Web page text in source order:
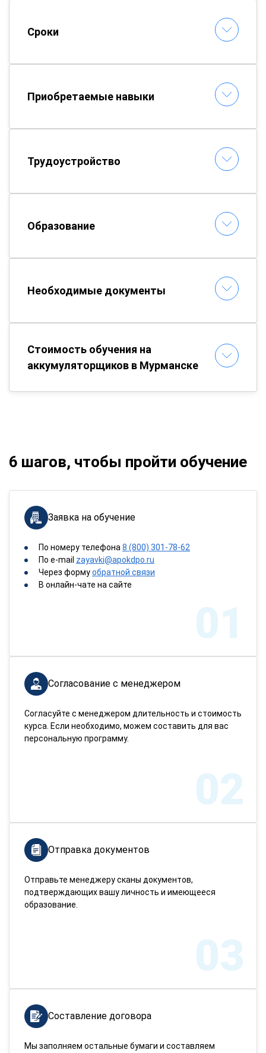
Сроки
Приобретаемые навыки
Трудоустройство
Образование
Необходимые документы
Стоимость обучения на
аккумуляторщиков в Мурманске
6 шагов, чтобы пройти обучение
Заявка на обучение
По номеру телефона 8 (800) 301-78-62
По e-mail zayavki@apokdpo.ru
Через формуобратной связи
В онлайн-чате на сайте
01
Согласование с менеджером
Согласуйте с менеджером длительность и стоимость
курса. Если необходимо, можем составить для вас
персональную программу.
02
Отправка документов
Отправьте менеджеру сканы документов,
подтверждающих вашу личность и имеющееся
образование.
03
Составление договора
Мы заполняем остальные бумаги и составляем